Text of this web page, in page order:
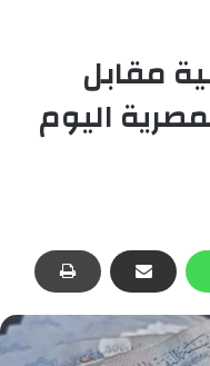
مقابل
اليوم